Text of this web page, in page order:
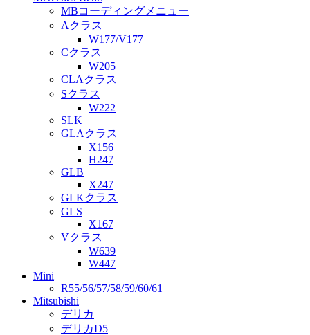
MBコーディングメニュー
Aクラス
W177/V177
Cクラス
W205
CLAクラス
Sクラス
W222
SLK
GLAクラス
X156
H247
GLB
X247
GLKクラス
GLS
X167
Vクラス
W639
W447
Mini
R55/56/57/58/59/60/61
Mitsubishi
デリカ
デリカD5